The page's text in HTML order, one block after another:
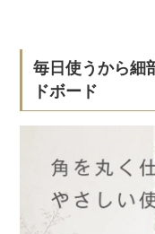
毎日使うから細
ドボード